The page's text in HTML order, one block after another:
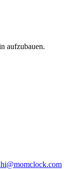
aufzubauen.
hi@momclock.com